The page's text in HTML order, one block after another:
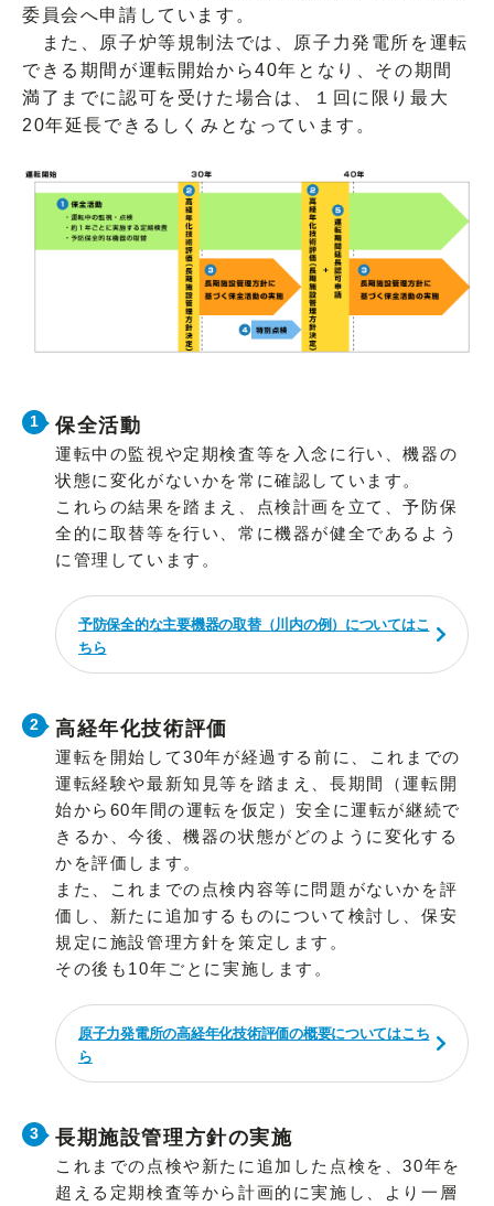
委員会へ申請しています。
また、原子炉等規制法では、原子力発電所を運転
できる期間が運転開始から40年となり、その期間
満了までに認可を受けた場合は、１回に限り最大
20年延長できるしくみとなっています。
保全活動
運転中の監視や定期検査等を入念に行い、機器の
状態に変化がないかを常に確認しています。
これらの結果を踏まえ、点検計画を立て、予防保
全的に取替等を行い、常に機器が健全であるよう
に管理しています。
予防保全的な主要機器の取替（川内の例）についてはこ
ちら
高経年化技術評価
運転を開始して30年が経過する前に、これまでの
運転経験や最新知見等を踏まえ、長期間（運転開
始から60年間の運転を仮定）安全に運転が継続で
きるか、今後、機器の状態がどのように変化する
かを評価します。
また、これまでの点検内容等に問題がないかを評
価し、新たに追加するものについて検討し、保安
規定に施設管理方針を策定します。
その後も10年ごとに実施します。
原子力発電所の高経年化技術評価の概要についてはこち
ら
長期施設管理方針の実施
これまでの点検や新たに追加した点検を、30年を
超える定期検査等から計画的に実施し、より一層